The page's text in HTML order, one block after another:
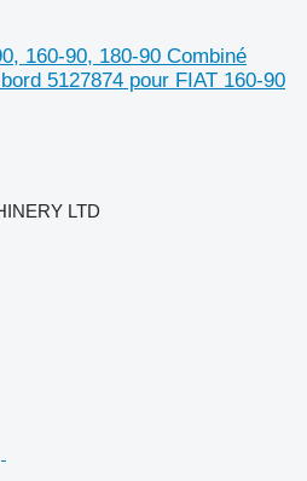
160-90, 180-90 Combiné
5127874 pour FIAT 160-90
LTD